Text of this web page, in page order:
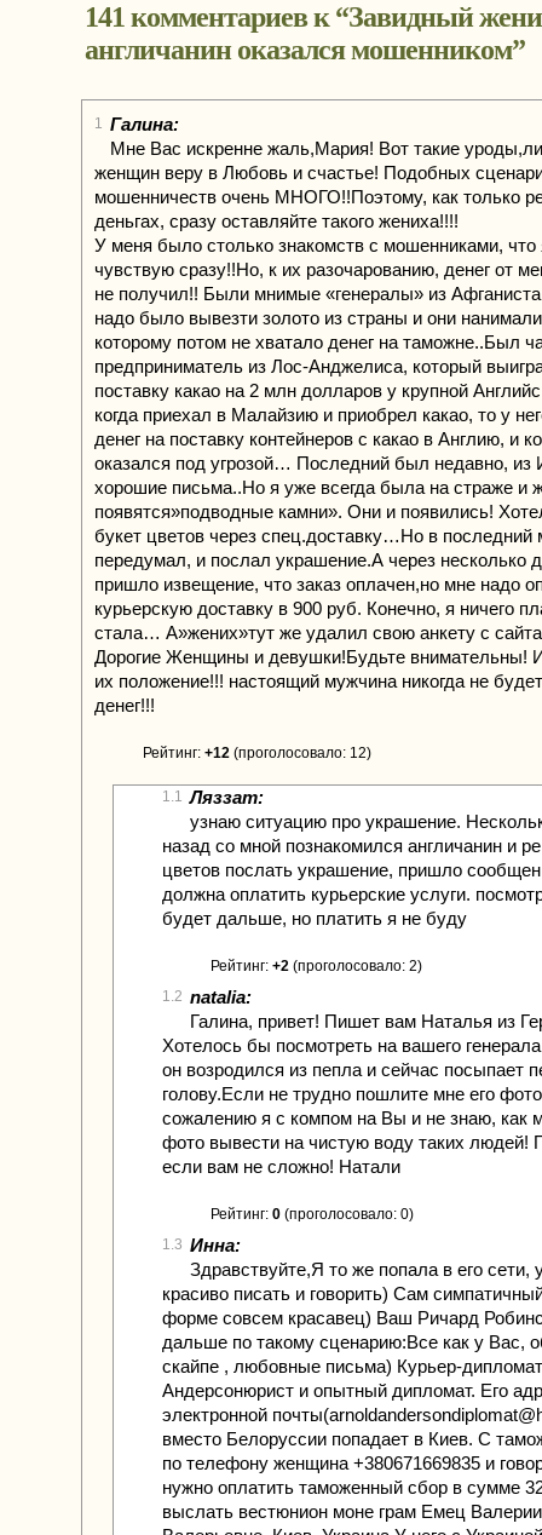
141 комментариев к “Завидный
англичанин оказался мошенником”
1 Галина:
Мне Вас искренне жаль,Мария! Вот такие
женщин веру в Любовь и счастье! Подобных
мошенничеств очень МНОГО!!Поэтому, как только
деньгах, сразу оставляйте такого жениха!!!!
У меня было столько знакомств с мошенниками, что
чувствую сразу!!Но, к их разочарованию, денег от
не получил!! Были мнимые «генералы» из
надо было вывезти золото из страны и они
которому потом не хватало денег на таможне..Был
предприниматель из Лос-Анджелиса, который
поставку какао на 2 млн долларов у крупной
когда приехал в Малайзию и приобрел какао, то у
денег на поставку контейнеров с какао в Англию, и
оказался под угрозой… Последний был недавно, из
хорошие письма..Но я уже всегда была на страже и
появятся»подводные камни». Они и появились!
букет цветов через спец.доставку…Но в последний
передумал, и послал украшение.А через несколько
пришло извещение, что заказ оплачен,но мне надо
курьерскую доставку в 900 руб. Конечно, я ничего
стала… А»жених»тут же удалил свою анкету с
Дорогие Женщины и девушки!Будьте внимательны!
их положение!!! настоящий мужчина никогда не
денег!!!
Рейтинг: +12 (проголосовало: 12)
1.1 Ляззат:
узнаю ситуацию про украшение.
назад со мной познакомился англичанин и
цветов послать украшение, пришло
должна оплатить курьерские услуги.
будет дальше, но платить я не буду
Рейтинг: +2 (проголосовало: 2)
1.2 natalia:
Галина, привет! Пишет вам Наталья из
Хотелось бы посмотреть на вашего
он возродился из пепла и сейчас посыпает
голову.Если не трудно пошлите мне его
сожалению я с компом на Вы и не знаю, как
фото вывести на чистую воду таких людей!
если вам не сложно! Натали
Рейтинг: 0 (проголосовало: 0)
1.3 Инна:
Здравствуйте,Я то же попала в его сети,
красиво писать и говорить) Сам
форме совсем красавец) Ваш Ричард
дальше по такому сценарию:Все как у Вас,
скайпе , любовные письма) Курьер-
Андерсонюрист и опытный дипломат. Его
электронной
вместо Белоруссии попадает в Киев. С
по телефону женщина +380671669835 и
нужно оплатить таможенный сбор в сумме
выслать вестюнион моне грам Емец Валерии